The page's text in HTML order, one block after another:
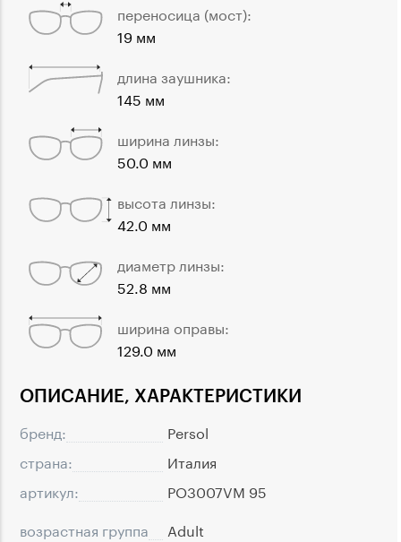
ОПИСАНИЕ, ХАРАКТЕРИСТИКИ
бренд:
Persol
страна:
Италия
артикул:
PO3007VM 95
возрастная группа
Adult
переносица (мост):
19 мм
длина заушника:
145 мм
ширина линзы:
50.0 мм
высота линзы:
42.0 мм
диаметр линзы:
52.8 мм
ширина оправы:
129.0 мм